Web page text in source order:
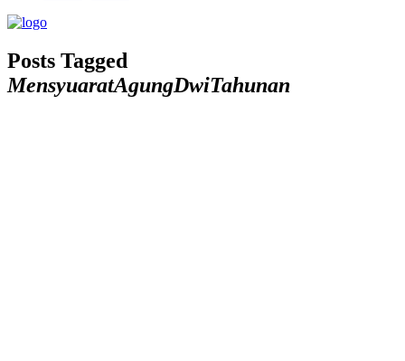
Posts Tagged
MensyuaratAgungDwiTahunan